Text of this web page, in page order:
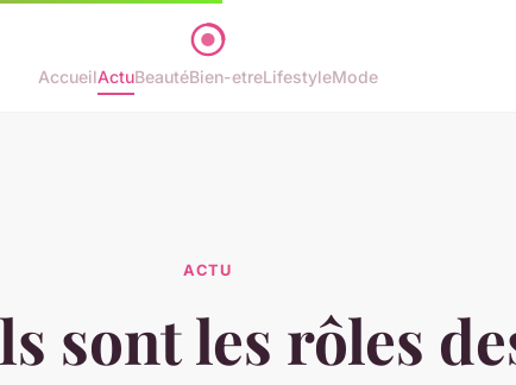
AccueilActuBeautéBien-etreLifestyleMode
ACTU
sont les rôles